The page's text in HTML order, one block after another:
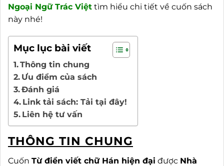
Ngoại Ngữ Trác Việt tìm hiểu chi tiết về cuốn sách
này nhé!
Mục lục bài viết
Thông tin chung
Ưu điểm của sách
Đánh giá
Link tải sách: Tải tại đây!
Liên hệ tư vấn
THÔNG TIN CHUNG
Cuốn Từ điển viết chữ Hán hiện đại được Nhà